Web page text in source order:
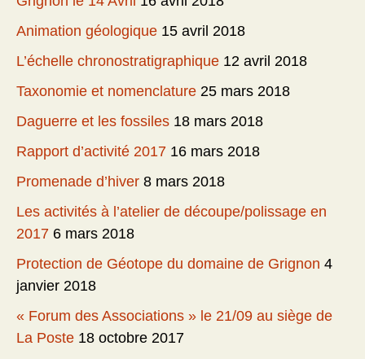
Animation géologique 15 avril 2018
L’échelle chronostratigraphique 12 avril 2018
Taxonomie et nomenclature 25 mars 2018
Daguerre et les fossiles 18 mars 2018
Rapport d’activité 2017 16 mars 2018
Promenade d’hiver 8 mars 2018
Les activités à l’atelier de découpe/polissage en
2017 6 mars 2018
Protection de Géotope du domaine de Grignon 4
janvier 2018
« Forum des Associations » le 21/09 au siège de
La Poste 18 octobre 2017